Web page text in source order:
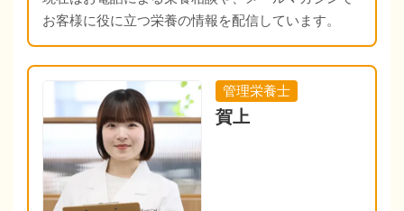
お客様に役に立つ栄養の情報を配信しています。
管理栄養士
賀上